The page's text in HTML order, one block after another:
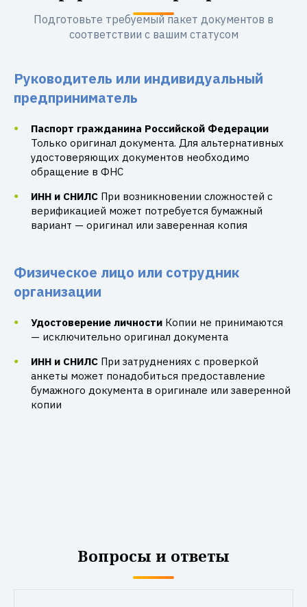
Подготовьте требуемый пакет документов в
соответствии с вашим статусом
Руководитель или индивидуальный
предприниматель
Паспорт гражданина Российской Федерации
Только оригинал документа. Для альтернативных
удостоверяющих документов необходимо
обращение в ФНС
ИНН и СНИЛС При возникновении сложностей с
верификацией может потребуется бумажный
вариант — оригинал или заверенная копия
Физическое лицо или сотрудник
организации
Удостоверение личности Копии не принимаются
— исключительно оригинал документа
ИНН и СНИЛС При затруднениях с проверкой
анкеты может понадобиться предоставление
бумажного документа в оригинале или заверенной
копии
Вопросы и ответы